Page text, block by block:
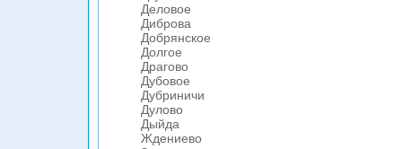
Деловое
Диброва
Добрянское
Долгое
Драгово
Дубовое
Дубриничи
Дулово
Дыйда
Ждениево